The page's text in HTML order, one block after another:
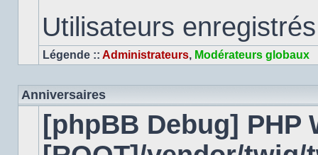
Utilisateurs
Légende :: Administrateurs, Modérateurs globaux
Anniversaires
[phpBB Debug] PHP